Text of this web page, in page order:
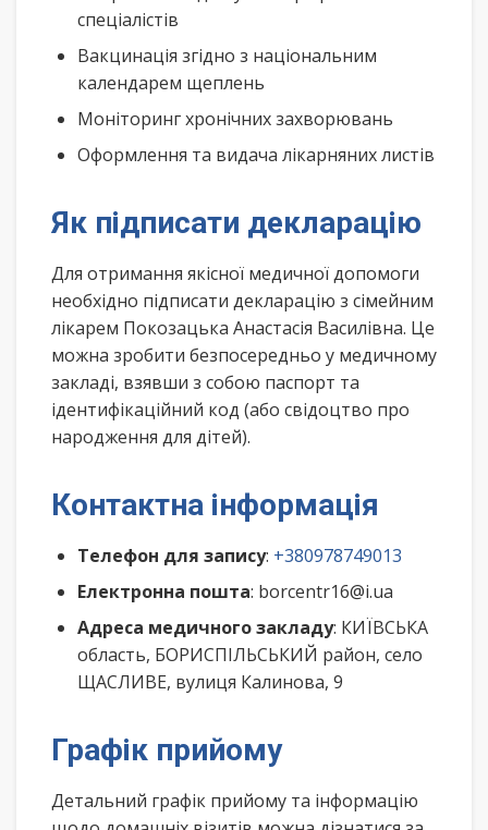
спеціалістів
Вакцинація згідно з національним
календарем щеплень
Моніторинг хронічних захворювань
Оформлення та видача лікарняних листів
Як підписати декларацію
Для отримання якісної медичної допомоги
необхідно підписати декларацію з сімейним
лікарем Покозацька Анастасія Василівна. Це
можна зробити безпосередньо у медичному
закладі, взявши з собою паспорт та
ідентифікаційний код (або свідоцтво про
народження для дітей).
Контактна інформація
Телефон для запису: +380978749013
Електронна пошта: borcentr16@i.ua
Адреса медичного закладу: КИЇВСЬКА
область, БОРИСПІЛЬСЬКИЙ район, село
ЩАСЛИВЕ, вулиця Калинова, 9
Графік прийому
Детальний графік прийому та інформацію